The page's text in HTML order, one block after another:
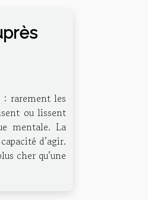
: rarement les
ou lissent
mentale. La
d’agir.
cher qu’une